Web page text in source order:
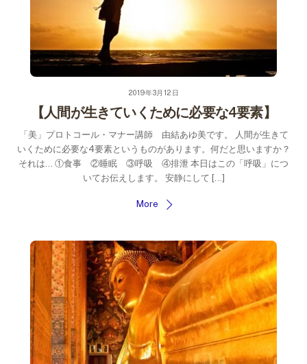
2019年3月12日
【人間が生きていくために必要な4要素】
「美」プロトコール・マナー講師 由結あゆ美です。 人間が生きて
いくために必要な4要素というものがあります。何だと思いますか？
それは… ①食事 ②睡眠 ③呼吸 ④排泄 本日はこの「呼吸」につ
いてお伝えします。 安静にして […]
More